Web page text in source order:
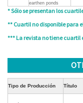
earthen ponds
* Sólo se presentan los
** Cuartil no disponible para
*** La revista no tiene cuartil
Tipo de Producción Título